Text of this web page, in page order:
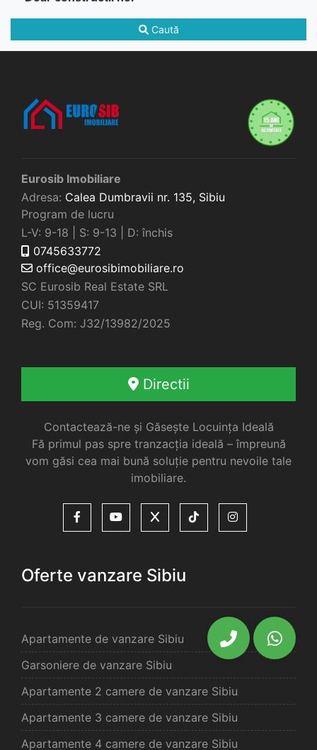
Caută
Eurosib Imobiliare
Adresa: Calea Dumbravii nr. 135, Sibiu
Program de lucru
L-V: 9-18 | S: 9-13 | D: închis
0745633772
office@eurosibimobiliare.ro
SC Eurosib Real Estate SRL
CUI: 51359417
Reg. Com: J32/13982/2025
Directii
Contactează-ne și Găsește Locuința Ideală
Fă primul pas spre tranzacția ideală – împreună
vom găsi cea mai bună soluție pentru nevoile tale
imobiliare.
Oferte vanzare Sibiu
Apartamente de vanzare Sibiu
Garsoniere de vanzare Sibiu
Apartamente 2 camere de vanzare Sibiu
Apartamente 3 camere de vanzare Sibiu
Apartamente 4 camere de vanzare Sibiu